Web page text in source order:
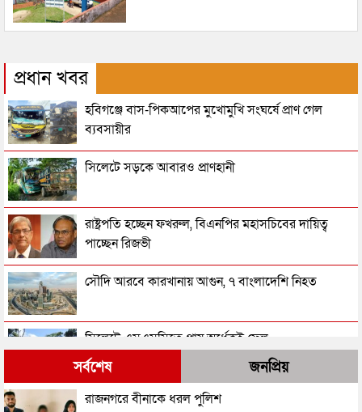
প্রধান খবর
হবিগঞ্জে বাস-পিকআপের মুখোমুখি সংঘর্ষে প্রাণ গেল
ব্যবসায়ীর
সিলেটে সড়কে আবারও প্রাণহানী
রাষ্ট্রপতি হচ্ছেন ফখরুল, বিএনপির মহাসচিবের দায়িত্ব
পাচ্ছেন রিজভী
সৌদি আরবে কারখানায় আগুন, ৭ বাংলাদেশি নিহত
সিলেটে এসএসসিতে প্রায় অর্ধেকই ফেল
যেসব কারণে সিলেট-ঢাকা মহাসড়ক মৃত্যু ফাঁদ
সর্বশেষ জনপ্রিয়
রাজনগরে বীনাকে ধরল পুলিশ